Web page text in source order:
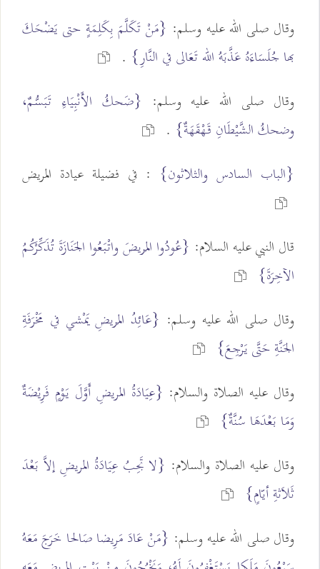
وقال صلى الله عليه وسلم: {مَنْ تَكَلَّمَ بِكَلِمَةٍ حتى يَضْحَكَ
بها جُلَسَاءَهُ عَذَّبَهُ الله تَعَالى في النَّارِ} .
وقال صلى الله عليه وسلم: {ضَحكُ الأَنْبِيَاءِ تَبَسُّمٌ،
وضحكُ الشَّيْطَانِ قَهْقَهَةٌ} .
{الباب السادس والثلاثون} : في فضيلة عيادة المريض
قال النبي عليه السلام: {عُودُوا المَريضَ واتْبَعُوا الجَنَازَةَ تُذَكِّرْكُمُ
الآخِرَةَ}
وقال صلى الله عليه وسلم: {عَائِدُ المَريضِ يَمْشي في مَخْرَفَةِ
الجَنَّةِ حَتَّى يَرْجِعَ}
وقال عليه الصلاة والسلام: {عِيَادَةُ المريضِ أَوَّلَ يَوْمٍ فَرِيْضَةٌ
وَمَا بَعْدَهَا سُنَّةٌ}
وقال عليه الصلاة والسلام: {لا تَجِبُ عِيَادَةُ المريضِ إلاَّ بَعْدَ
ثَلاَثةِ أيّامٍ}
وقال صلى الله عليه وسلم: {مَنْ عَادَ مَرِيضا صَالحا خَرَجَ مَعَهُ